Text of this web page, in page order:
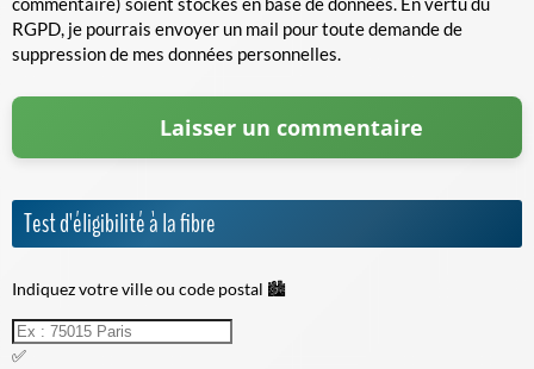
RGPD, je pourrais envoyer un mail pour toute demande de
suppression de mes données personnelles.
Test d'éligibilité à la fibre
Indiquez votre ville ou code postal 🏙️
✅